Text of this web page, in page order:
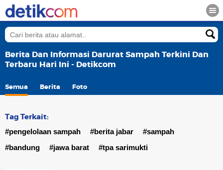
Berita Dan Informasi Darurat Sampah Terkini Dan
Terbaru Hari Ini - Detikcom
Semua Berita Foto
Tag Terkait:
#pengelolaan sampah #berita jabar
#sampah
#bandung
#jawa barat #tpa sarimukti